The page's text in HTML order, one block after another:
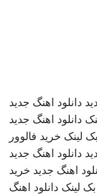
دانلود اهنگ جدید
دانلود اهنگ جدید
لینک خرید فالوور
دانلود اهنگ جدید
اهنگ جدید خرید
لینک دانلود اهنگ